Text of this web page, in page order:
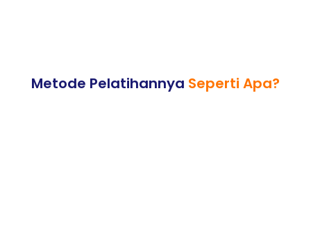
Metode Pelatihannya Seperti Apa?